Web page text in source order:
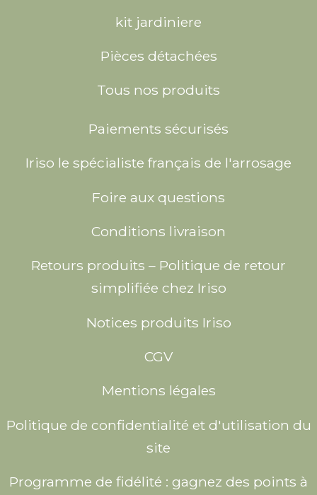
kit jardiniere
Pièces détachées
Tous nos produits
Paiements sécurisés
Iriso le spécialiste français de l'arrosage
Foire aux questions
Conditions livraison
Retours produits – Politique de retour
simplifiée chez Iriso
Notices produits Iriso
CGV
Mentions légales
Politique de confidentialité et d'utilisation du
site
Programme de fidélité : gagnez des points à